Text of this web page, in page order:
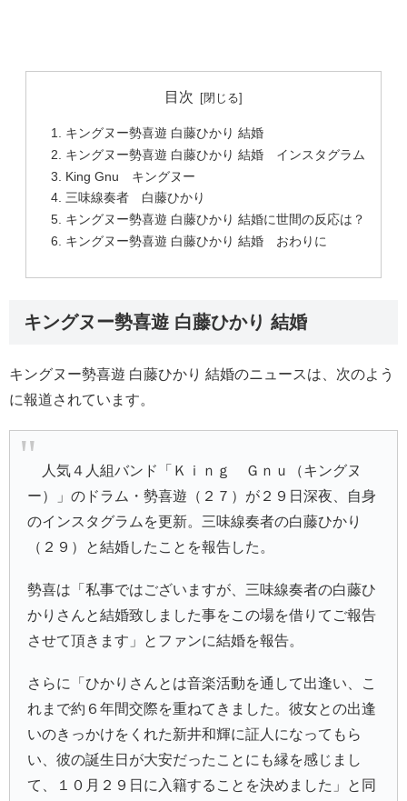
目次
キングヌー勢喜遊 白藤ひかり 結婚
キングヌー勢喜遊 白藤ひかり 結婚 インスタグラム
King Gnu キングヌー
三味線奏者 白藤ひかり
キングヌー勢喜遊 白藤ひかり 結婚に世間の反応は？
キングヌー勢喜遊 白藤ひかり 結婚 おわりに
キングヌー勢喜遊 白藤ひかり 結婚
キングヌー勢喜遊 白藤ひかり 結婚のニュースは、次のよう
に報道されています。
人気４人組バンド「Ｋｉｎｇ Ｇｎｕ（キングヌ
ー）」のドラム・勢喜遊（２７）が２９日深夜、自身
のインスタグラムを更新。三味線奏者の白藤ひかり
（２９）と結婚したことを報告した。
勢喜は「私事ではございますが、三味線奏者の白藤ひ
かりさんと結婚致しました事をこの場を借りてご報告
させて頂きます」とファンに結婚を報告。
さらに「ひかりさんとは音楽活動を通して出逢い、こ
れまで約６年間交際を重ねてきました。彼女との出逢
いのきっかけをくれた新井和輝に証人になってもら
い、彼の誕生日が大安だったことにも縁を感じまし
て、１０月２９日に入籍することを決めました」と同